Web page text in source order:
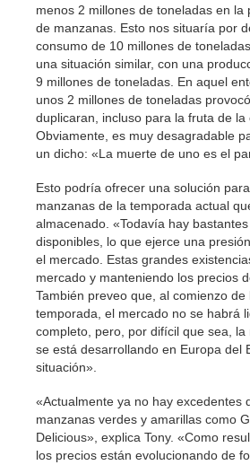
menos 2 millones de toneladas en la
de manzanas. Esto nos situaría por
consumo de 10 millones de
una situación similar, con una
9 millones de toneladas. En aquel
unos 2 millones de toneladas
duplicaran, incluso para la fruta de la
Obviamente, es muy desagradable
un dicho: «La muerte de uno es el
Esto podría ofrecer una solución
manzanas de la temporada actual
almacenado. «Todavía hay
disponibles, lo que ejerce una
el mercado. Estas grandes
mercado y manteniendo los precios
También preveo que, al comienzo de
temporada, el mercado no se habrá
completo, pero, por difícil que sea, la
se está desarrollando en Europa del
situación».
«Actualmente ya no hay excedentes
manzanas verdes y amarillas como
Delicious», explica Tony. «Como
los precios están evolucionando de